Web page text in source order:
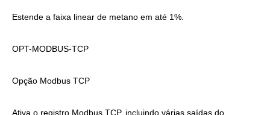
Estende a faixa linear de metano em até 1%.
OPT-MODBUS-TCP
Opção Modbus TCP
Ativa o registro Modbus TCP, incluindo várias saídas do